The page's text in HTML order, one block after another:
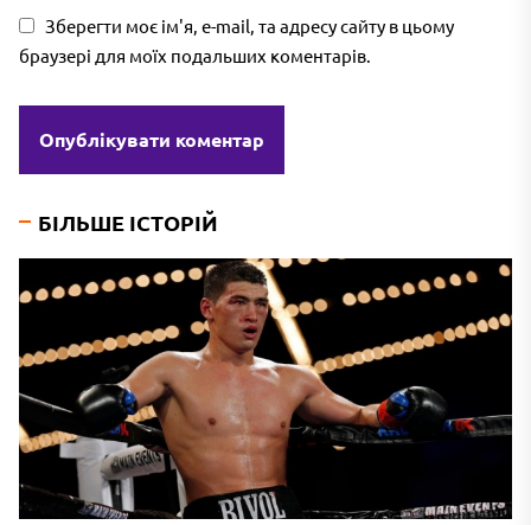
Зберегти моє ім'я, e-mail, та адресу сайту в цьому
браузері для моїх подальших коментарів.
БІЛЬШЕ ІСТОРІЙ